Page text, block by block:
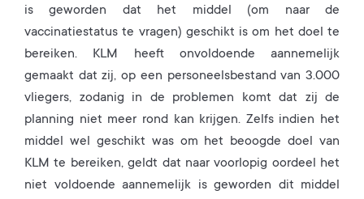
is geworden dat het middel (om naar de
vaccinatiestatus te vragen) geschikt is om het doel te
bereiken. KLM heeft onvoldoende aannemelijk
gemaakt dat zij, op een personeelsbestand van 3.000
vliegers, zodanig in de problemen komt dat zij de
planning niet meer rond kan krijgen. Zelfs indien het
middel wel geschikt was om het beoogde doel van
KLM te bereiken, geldt dat naar voorlopig oordeel het
niet voldoende aannemelijk is geworden dit middel